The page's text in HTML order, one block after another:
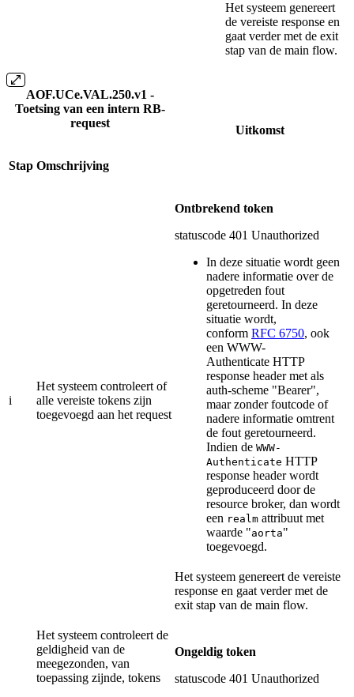
Het systeem genereert
de vereiste response en
gaat verder met de exit
stap van de main flow.
AOF.UCe.VAL.250.v1 -
Toetsing van een intern RB-
request
Uitkomst
Stap Omschrijving
i
Het systeem controleert of
alle vereiste tokens zijn
toegevoegd aan het request
Ontbrekend token
statuscode 401 Unauthorized
In deze situatie wordt geen
nadere informatie over de
opgetreden fout
geretourneerd. In deze
situatie wordt,
conform RFC 6750, ook
een WWW-
Authenticate HTTP
response header met als
auth-scheme "Bearer",
maar zonder foutcode of
nadere informatie omtrent
de fout geretourneerd.
Indien de WWW-
Authenticate HTTP
response header wordt
geproduceerd door de
resource broker, dan wordt
een realm attribuut met
waarde "aorta"
toegevoegd.
Het systeem genereert de vereiste
response en gaat verder met de
exit stap van de main flow.
Het systeem controleert de
geldigheid van de
meegezonden, van
toepassing zijnde, tokens
Ongeldig token
statuscode 401 Unauthorized